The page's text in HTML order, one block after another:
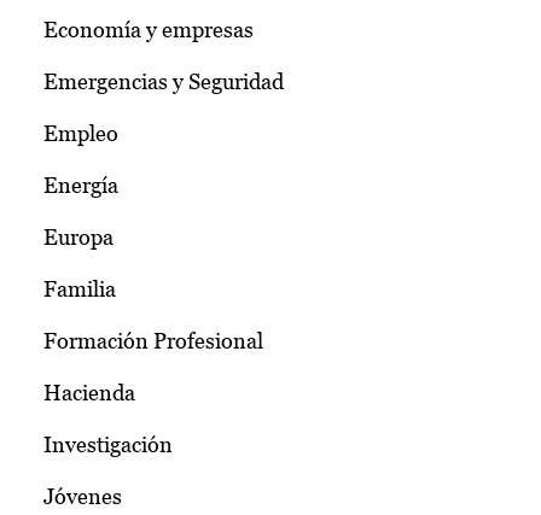
Economía y empresas
Emergencias y Seguridad
Empleo
Energía
Europa
Familia
Formación Profesional
Hacienda
Investigación
Jóvenes